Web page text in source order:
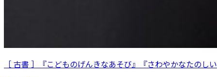
［ 古書 ］『こどものげんきなあそび』『さわやかなたの